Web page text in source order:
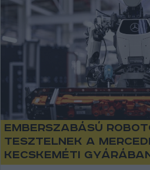
Emberszabású
tesztelnek a
kecskeméti